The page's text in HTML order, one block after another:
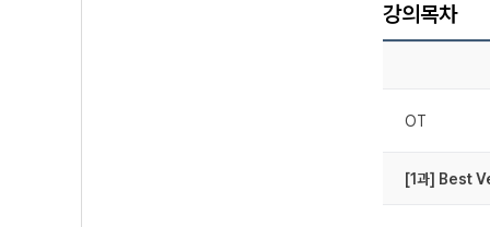
강의목차
OT
[1과] Best